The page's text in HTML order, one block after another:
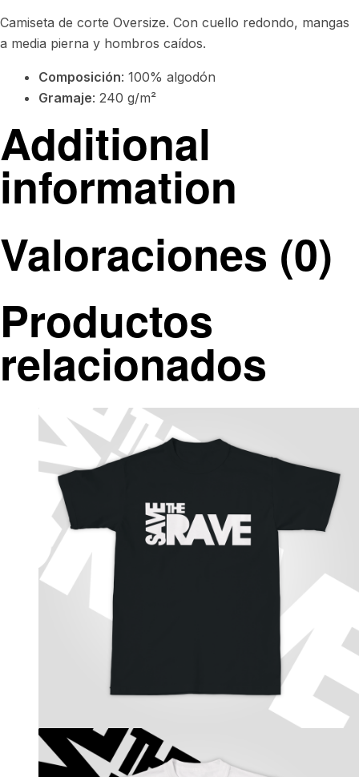
Camiseta de corte Oversize. Con cuello redondo, mangas
a media pierna y hombros caídos.
Composición: 100% algodón
Gramaje: 240 g/m²
Additional
information
Valoraciones (0)
Productos
relacionados